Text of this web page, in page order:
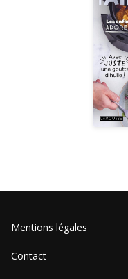
Mentions légales
Contact